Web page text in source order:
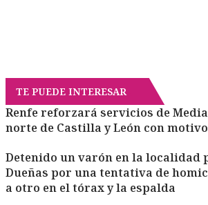
TE PUEDE INTERESAR
Renfe reforzará servicios de
norte de Castilla y León con
Detenido un varón en la localidad
Dueñas por una tentativa de
a otro en el tórax y la espalda